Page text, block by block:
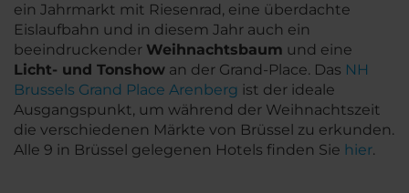
ein Jahrmarkt mit Riesenrad, eine überdachte
Eislaufbahn und in diesem Jahr auch ein
beeindruckender Weihnachtsbaum und eine
Licht- und Tonshow an der Grand-Place. Das NH
Brussels Grand Place Arenberg ist der ideale
Ausgangspunkt, um während der Weihnachtszeit
die verschiedenen Märkte von Brüssel zu erkunden.
Alle 9 in Brüssel gelegenen Hotels finden Sie hier.